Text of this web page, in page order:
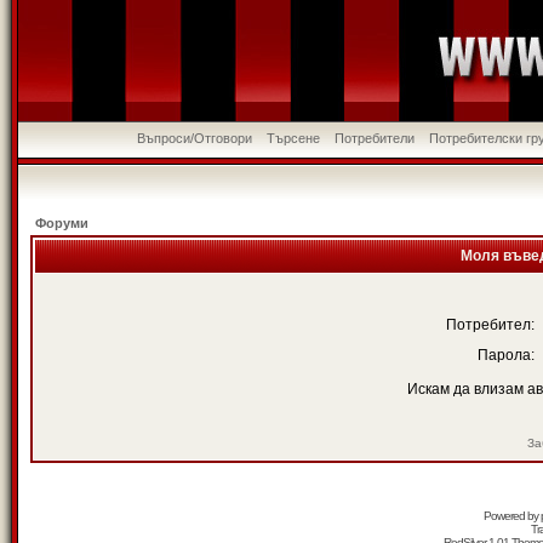
Въпроси/Отговори Търсене Потребители Потребителски
Форуми
Моля
Потребител:
Парола:
Искам да влизам
Powered by